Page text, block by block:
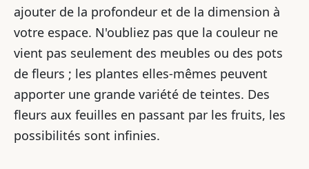
ajouter de la profondeur et de la dimension à
votre espace. N'oubliez pas que la couleur ne
vient pas seulement des meubles ou des pots
de fleurs ; les plantes elles-mêmes peuvent
apporter une grande variété de teintes. Des
fleurs aux feuilles en passant par les fruits, les
possibilités sont infinies.